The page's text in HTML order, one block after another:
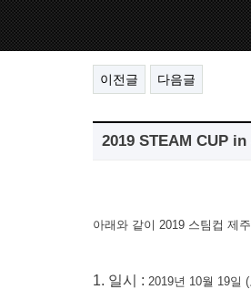
이전글 다음글
2019 STEAM CUP
아래와 같이 2019 스팀컵 제
1. 일시 : 2019년 10월 19일 (